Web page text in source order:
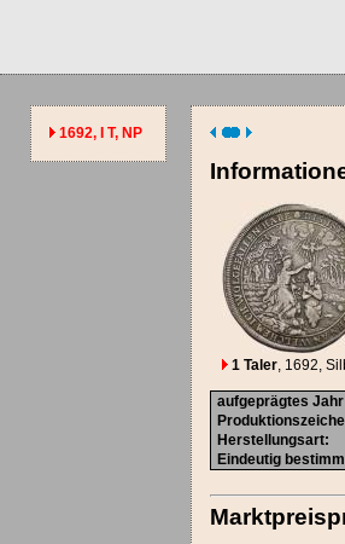
1692, I T, NP
1 Taler, 1692,
aufgeprägtes Jahr
Herstellungsart:
Eindeutig